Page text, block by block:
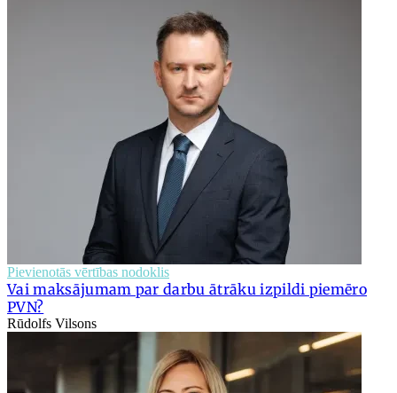
Pievienotās vērtības nodoklis
Vai maksājumam par darbu ātrāku izpildi piemēro
PVN?
Rūdolfs Vilsons